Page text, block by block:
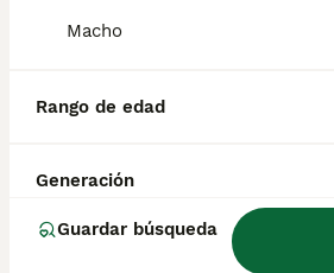
Macho
Rango de edad
Generación
Guardar búsqueda
Teckel en Barcelona
Chihuahua en Sevilla
Perros en adopcion
Información